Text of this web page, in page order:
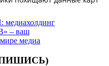
– ваш
медиа